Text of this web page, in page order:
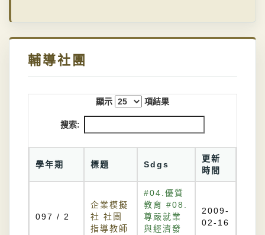
輔導社團
顯示 項結果
搜索:
學年期 標題 Sdgs
更新
時間
097 / 2
企業模擬
社 社團
指導教師
#04.優質
教育 #08.
尊嚴就業
與經濟發
2009-
02-16